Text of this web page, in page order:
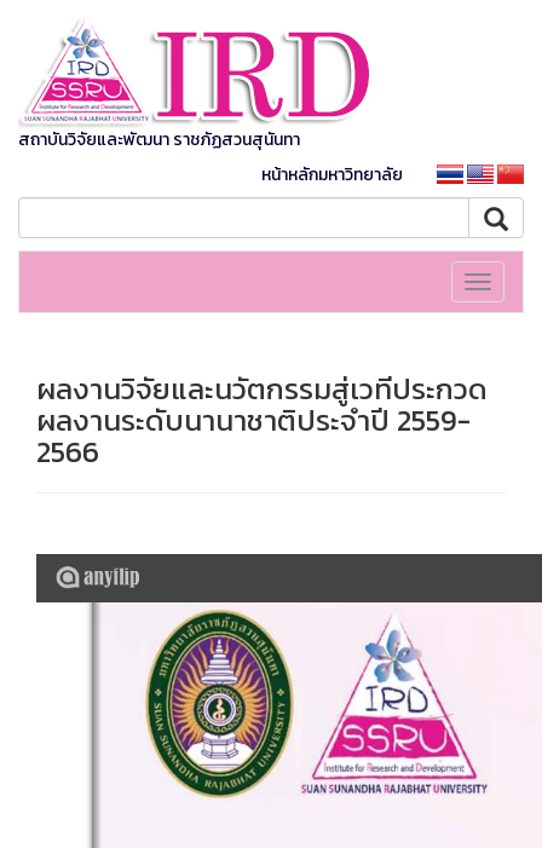
สถาบันวิจัยและพัฒนา ราชภัฏสวนสุนันทา
หน้าหลักมหาวิทยาลัย
Toggle
ผลงานวิจัยและนวัตกรรมสู่เวทีประกวด
ผลงานระดับนานาชาติประจำปี 2559-
2566